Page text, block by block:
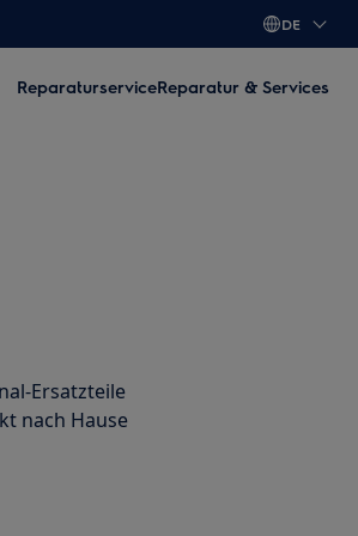
DE
ReparaturserviceReparatur & Services
Ersatzteile
nach Hause